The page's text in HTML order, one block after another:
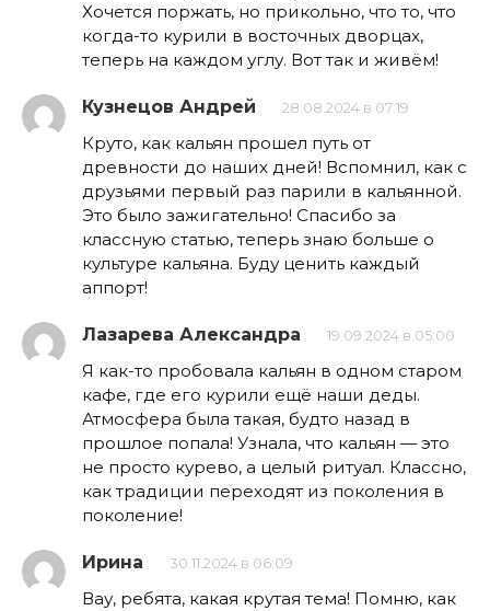
Хочется поржать, но прикольно, что то, что
когда-то курили в восточных дворцах,
теперь на каждом углу. Вот так и живём!
Кузнецов Андрей 28.08.2024 в 07:19
Круто, как кальян прошел путь от
древности до наших дней! Вспомнил, как с
друзьями первый раз парили в кальянной.
Это было зажигательно! Спасибо за
классную статью, теперь знаю больше о
культуре кальяна. Буду ценить каждый
аппорт!
Лазарева Александра 19.09.2024 в 05:00
Я как-то пробовала кальян в одном старом
кафе, где его курили ещё наши деды.
Атмосфера была такая, будто назад в
прошлое попала! Узнала, что кальян — это
не просто курево, а целый ритуал. Классно,
как традиции переходят из поколения в
поколение!
Ирина 30.11.2024 в 06:09
Вау, ребята, какая крутая тема! Помню, как